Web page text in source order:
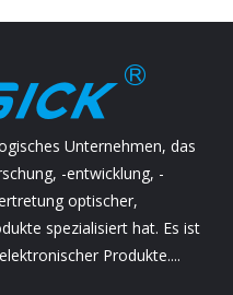
Unternehmen, das
-entwicklung, -
optischer,
spezialisiert hat. Es ist
Produkte....